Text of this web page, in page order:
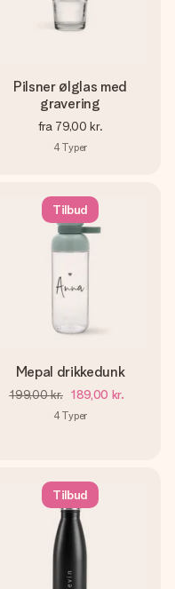
Pilsner ølglas med
gravering
fra 79,00 kr.
4Typer
Tilbud
Mepal drikkedunk
199,00 kr. 189,00 kr.
4Typer
Tilbud